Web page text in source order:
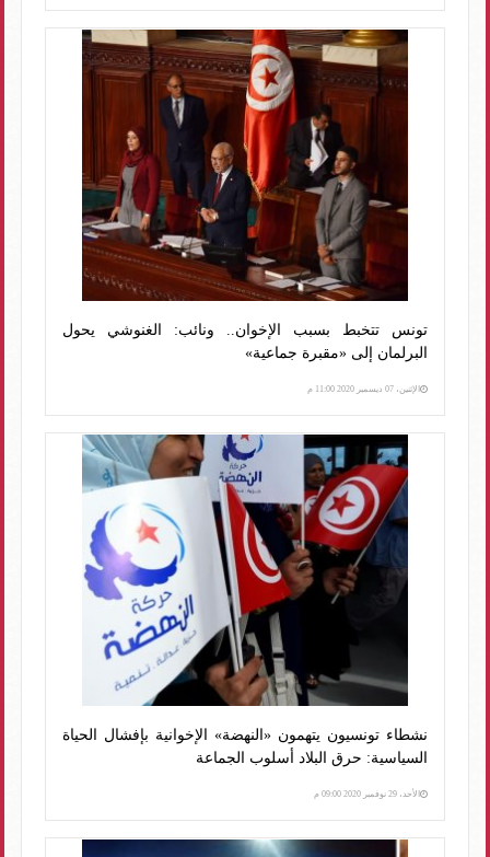
تونس تتخبط بسبب الإخوان.. ونائب: الغنوشي يحول
البرلمان إلى «مقبرة جماعية»
الإثنين، 07 ديسمبر 2020 11:00 م
نشطاء تونسيون يتهمون «النهضة» الإخوانية بإفشال الحياة
السياسية: حرق البلاد أسلوب الجماعة
الأحد، 29 نوفمبر 2020 09:00 م